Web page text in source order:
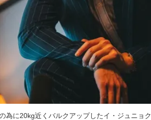
為に20kg近くバルクアップしたイ・ジュニョク